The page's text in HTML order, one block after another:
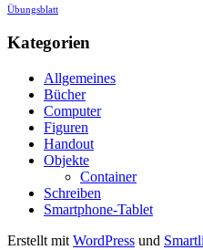
Übungsblatt
Kategorien
Allgemeines
Bücher
Computer
Figuren
Handout
Objekte
Container
Schreiben
Smartphone-Tablet
Erstellt mit WordPress und